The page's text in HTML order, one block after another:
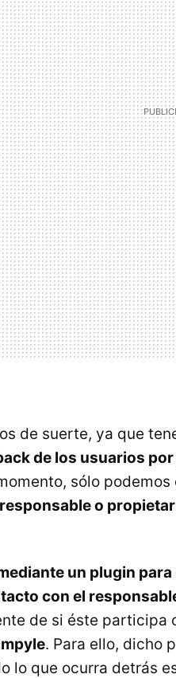
de suerte, ya que
de los usuarios
sólo
o
un plugin
con el
de si éste participa
. Para ello, dicho
lo que ocurra detrás